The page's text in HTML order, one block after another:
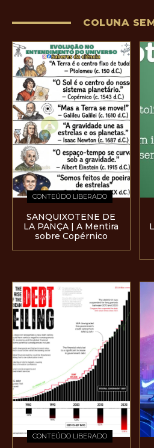
COLUNA
CONTEÚDO LIBERADO
SANQUIXOTENE DE
LA PANÇA | A Mentira
sobre Copérnico
CONTEÚDO LIBERADO